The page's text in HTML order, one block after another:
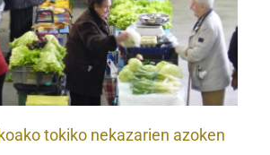
tokiko nekazarien azoken